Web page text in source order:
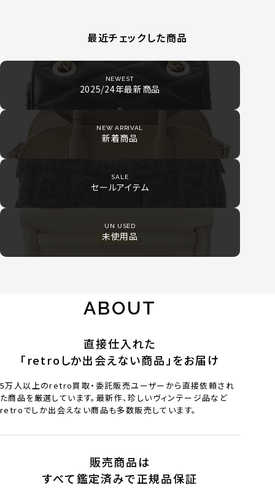
最近チェックした商品
NEWEST
2025/24年最新商品
NEW ARRIVAL
新着商品
SALE
セールアイテム
UN USED
未使用品
ABOUT
直接仕入れた
「retroしか出会えない商品」をお届け
5万人以上のretro買取・委託販売ユーザーから直接依頼され
た商品を厳選しています。最新作、珍しいヴィンテージ品など
retroでしか出会えない商品も多数販売しています。
販売商品は
すべて鑑定済みで正規品保証